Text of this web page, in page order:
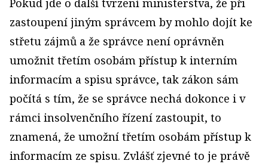
Pokud jde o další tvrzení ministerstva, že při
zastoupení jiným správcem by mohlo dojít ke
střetu zájmů a že správce není oprávněn
umožnit třetím osobám přístup k interním
informacím a spisu správce, tak zákon sám
počítá s tím, že se správce nechá dokonce i v
rámci insolvenčního řízení zastoupit, to
znamená, že umožní třetím osobám přístup k
informacím ze spisu. Zvlášť zjevné to je právě